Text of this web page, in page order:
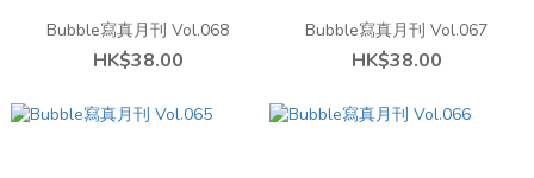
Bubble寫真月刊 Vol.068
HK$38.00
Bubble寫真月刊 Vol.067
HK$38.00